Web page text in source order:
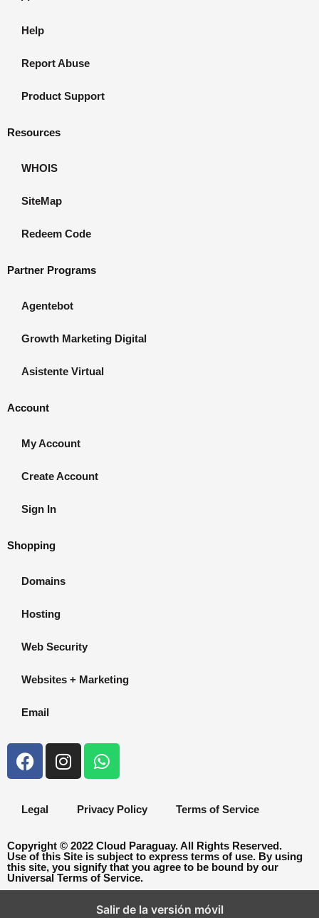
Help
Report Abuse
Product Support
Resources
WHOIS
SiteMap
Redeem Code
Partner Programs
Agentebot
Growth Marketing Digital
Asistente Virtual
Account
My Account
Create Account
Sign In
Shopping
Domains
Hosting
Web Security
Websites + Marketing
Email
Copyright © 2022 Cloud Paraguay. All Rights Reserved.
Use of this Site is subject to express terms of use. By using
this site, you signify that you agree to be bound by our
Universal Terms of Service.
Legal Privacy Policy Terms of Service
Salir de la versión móvil